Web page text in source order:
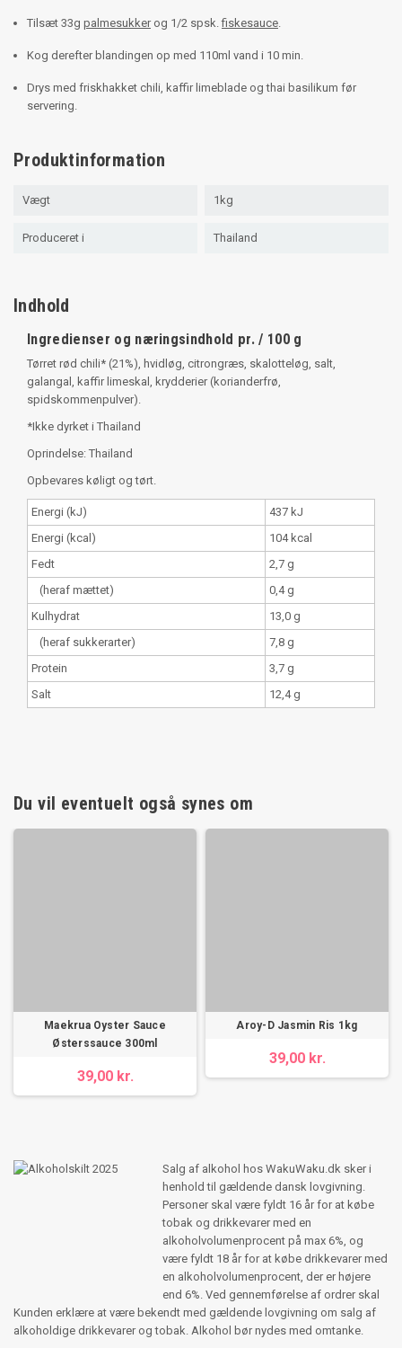
Tilsæt 33g palmesukker og 1/2 spsk.fiskesauce.
Kog derefter blandingen op med 110ml vand i 10 min.
Drys med friskhakket chili, kaffir limeblade og thai basilikum før
servering.
Produktinformation
Vægt 1kg
Produceret i Thailand
Indhold
Ingredienser og næringsindhold pr. / 100 g
Tørret rød chili* (21%), hvidløg, citrongræs, skalotteløg, salt,
galangal, kaffir limeskal, krydderier (korianderfrø,
spidskommenpulver).
*Ikke dyrket i Thailand
Oprindelse: Thailand
Opbevares køligt og tørt.
Energi (kJ)
437 kJ
Energi (kcal)
104 kcal
Fedt
2,7 g
(heraf mættet)
0,4 g
Kulhydrat
13,0 g
(heraf sukkerarter)
7,8 g
Protein
3,7 g
Salt
12,4 g
Du vil eventuelt også synes om
Maekrua Oyster Sauce
Østerssauce 300ml
39,00 kr.
Aroy-D Jasmin Ris 1kg
39,00 kr.
Salg af alkohol hos WakuWaku.dk sker i
henhold til gældende dansk lovgivning.
Personer skal være fyldt 16 år for at købe
tobak og drikkevarer med en
alkoholvolumenprocent på max 6%, og
være fyldt 18 år for at købe drikkevarer med
en alkoholvolumenprocent, der er højere
end 6%. Ved gennemførelse af ordrer skal
Kunden erklære at være bekendt med gældende lovgivning om salg af
alkoholdige drikkevarer og tobak. Alkohol bør nydes med omtanke.